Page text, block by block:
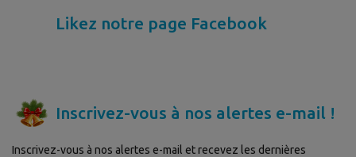
Likez notre page Facebook
Inscrivez-vous à nos alertes e-mail !
Inscrivez-vous à nos alertes e-mail et recevez les dernières